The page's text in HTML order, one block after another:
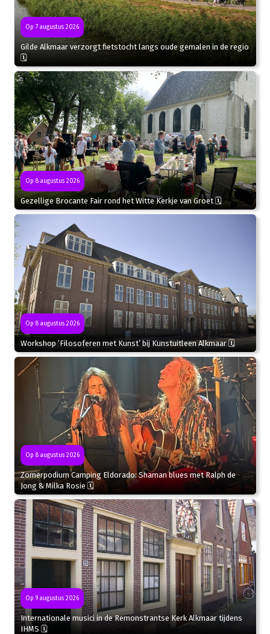
Op 7 augustus 2026
Gilde Alkmaar verzorgt fietstocht langs oude gemalen in de regio
🗓
Op 8 augustus 2026
Gezellige Brocante Fair rond het Witte Kerkje van Groet 🗓
Op 8 augustus 2026
Workshop ‘Filosoferen met Kunst’ bij Kunstuitleen Alkmaar 🗓
Op 8 augustus 2026
Zomerpodium Camping Eldorado: Shaman blues met Ralph de
Jong & Milka Rosie 🗓
Op 9 augustus 2026
Internationale musici in de Remonstrantse Kerk Alkmaar tijdens
IHMS 🗓